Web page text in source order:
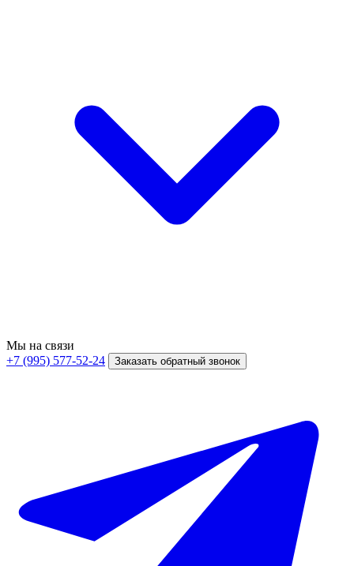
Мы на связи
+7 (995) 577-52-24
Заказать обратный звонок